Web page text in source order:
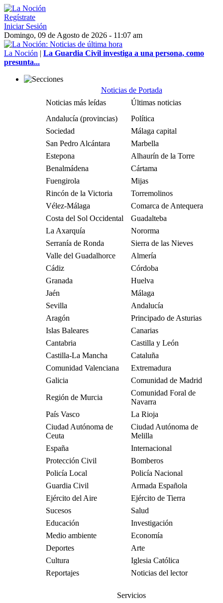
Regístrate
Iniciar Sesión
Domingo, 09 de Agosto de 2026 - 11:07 am
La Noción | La Guardia Civil investiga a una persona, como
presunta...
Noticias de Portada
Noticias más leídas
Últimas noticias
Andalucía (provincias)
Política
Sociedad
Málaga capital
San Pedro Alcántara
Marbella
Estepona
Alhaurín de la Torre
Benalmádena
Cártama
Fuengirola
Mijas
Rincón de la Victoria
Torremolinos
Vélez-Málaga
Comarca de Antequera
Costa del Sol Occidental
Guadalteba
La Axarquía
Nororma
Serranía de Ronda
Sierra de las Nieves
Valle del Guadalhorce
Almería
Cádiz
Córdoba
Granada
Huelva
Jaén
Málaga
Sevilla
Andalucía
Aragón
Principado de Asturias
Islas Baleares
Canarias
Cantabria
Castilla y León
Castilla-La Mancha
Cataluña
Comunidad Valenciana
Extremadura
Galicia
Comunidad de Madrid
Región de Murcia
Comunidad Foral de
Navarra
País Vasco
La Rioja
Ciudad Autónoma de
Ceuta
Ciudad Autónoma de
Melilla
España
Internacional
Protección Civil
Bomberos
Policía Local
Policía Nacional
Guardia Civil
Armada Española
Ejército del Aire
Ejército de Tierra
Sucesos
Salud
Educación
Investigación
Medio ambiente
Economía
Deportes
Arte
Cultura
Iglesia Católica
Reportajes
Noticias del lector
Servicios